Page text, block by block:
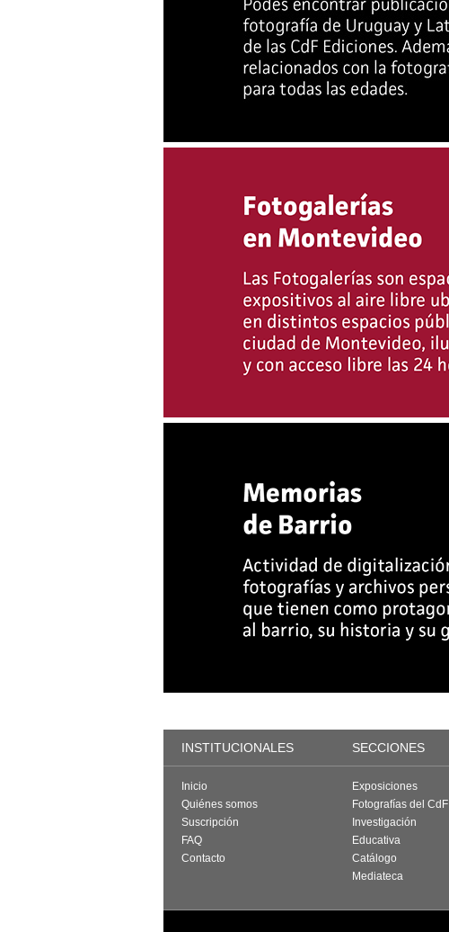
INSTITUCIONALES SECCIONES
Inicio
Quiénes somos
Suscripción
FAQ
Contacto
Exposiciones
Fotografías del CdF
Investigación
Educativa
Catálogo
Mediateca